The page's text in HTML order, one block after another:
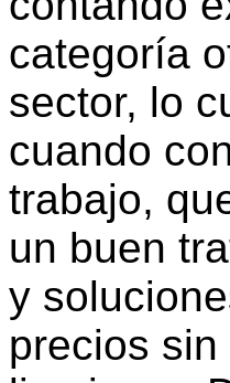
categoría
sector, lo
cuando
trabajo,
un buen
y
precios